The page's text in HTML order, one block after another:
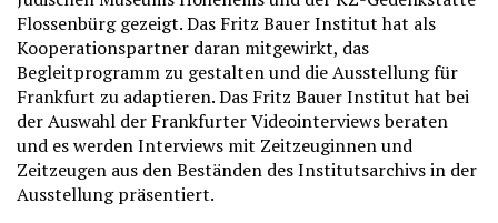
Flossenbürg gezeigt. Das Fritz Bauer Institut hat als
Kooperationspartner daran mitgewirkt, das
Begleitprogramm zu gestalten und die Ausstellung für
Frankfurt zu adaptieren. Das Fritz Bauer Institut hat bei
der Auswahl der Frankfurter Videointerviews beraten
und es werden Interviews mit Zeitzeuginnen und
Zeitzeugen aus den Beständen des Institutsarchivs in der
Ausstellung präsentiert.